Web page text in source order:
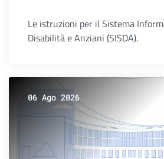
Le istruzioni per il Sistema
Disabilità e Anziani (SISDA).
06 Ago 2026